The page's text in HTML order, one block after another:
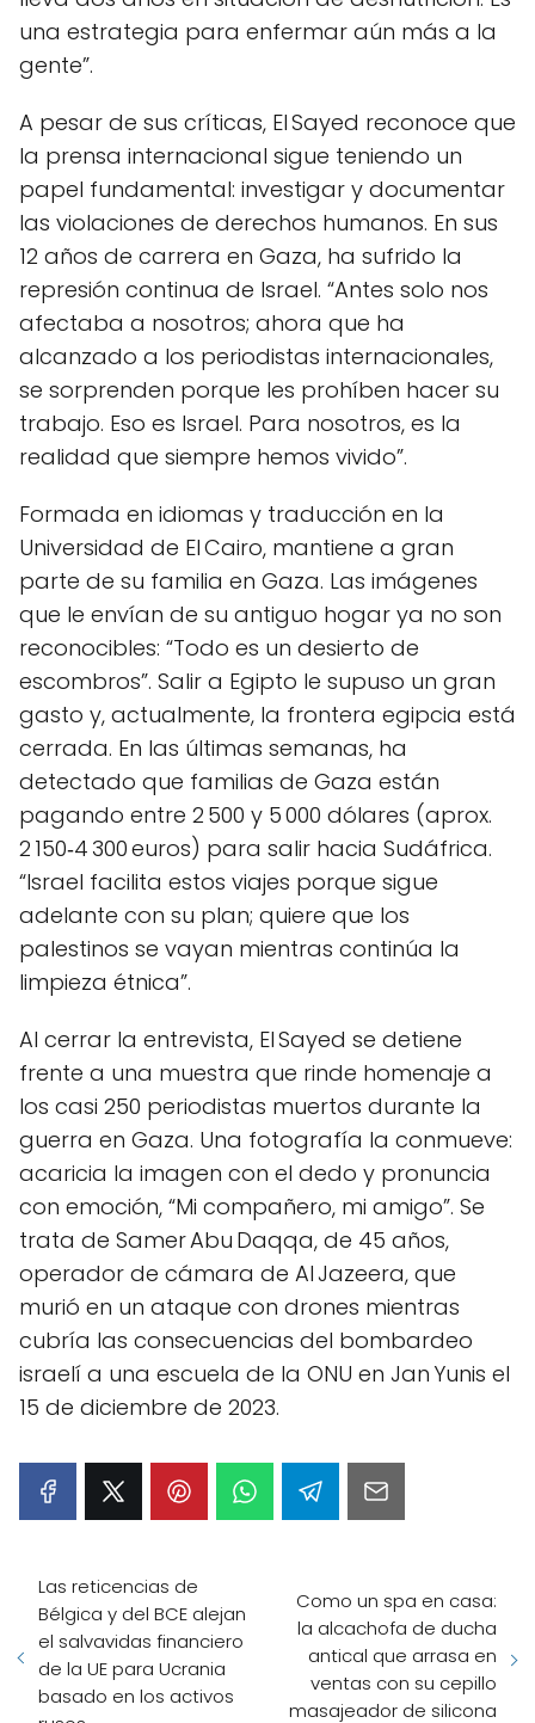
una estrategia para enfermar aún más a la
gente”.
A pesar de sus críticas, El Sayed reconoce que
la prensa internacional sigue teniendo un
papel fundamental: investigar y documentar
las violaciones de derechos humanos. En sus
12 años de carrera en Gaza, ha sufrido la
represión continua de Israel. “Antes solo nos
afectaba a nosotros; ahora que ha
alcanzado a los periodistas internacionales,
se sorprenden porque les prohíben hacer su
trabajo. Eso es Israel. Para nosotros, es la
realidad que siempre hemos vivido”.
Formada en idiomas y traducción en la
Universidad de El Cairo, mantiene a gran
parte de su familia en Gaza. Las imágenes
que le envían de su antiguo hogar ya no son
reconocibles: “Todo es un desierto de
escombros”. Salir a Egipto le supuso un gran
gasto y, actualmente, la frontera egipcia está
cerrada. En las últimas semanas, ha
detectado que familias de Gaza están
pagando entre 2 500 y 5 000 dólares (aprox.
2 150‑4 300 euros) para salir hacia Sudáfrica.
“Israel facilita estos viajes porque sigue
adelante con su plan; quiere que los
palestinos se vayan mientras continúa la
limpieza étnica”.
Al cerrar la entrevista, El Sayed se detiene
frente a una muestra que rinde homenaje a
los casi 250 periodistas muertos durante la
guerra en Gaza. Una fotografía la conmueve:
acaricia la imagen con el dedo y pronuncia
con emoción, “Mi compañero, mi amigo”. Se
trata de Samer Abu Daqqa, de 45 años,
operador de cámara de Al Jazeera, que
murió en un ataque con drones mientras
cubría las consecuencias del bombardeo
israelí a una escuela de la ONU en Jan Yunis el
15 de diciembre de 2023.
Las reticencias de
Bélgica y del BCE alejan
el salvavidas financiero
de la UE para Ucrania
basado en los activos
Como un spa en casa:
la alcachofa de ducha
antical que arrasa en
ventas con su cepillo
masajeador de silicona